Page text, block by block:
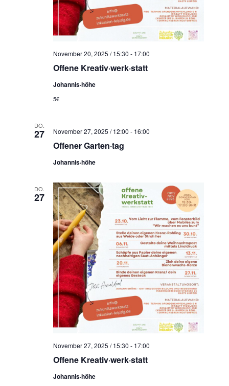
Offene Kreativ·werk·statt
November 20, 2025 / 15:30 - 17:00
Johannis·höhe
5€
DO.
27
Offener Garten·tag
November 27, 2025 / 12:00 - 16:00
Johannis·höhe
DO.
27
Offene Kreativ·werk·statt
November 27, 2025 / 15:30 - 17:00
Johannis·höhe